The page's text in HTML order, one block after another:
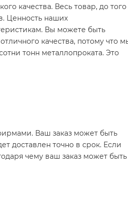
качества. Весь товар, до того
Ценность наших
Вы можете быть
качества, потому что
тонн металлопроката. Это
Ваш заказ может быть
доставлен точно в срок. Если
чему ваш заказ может быть